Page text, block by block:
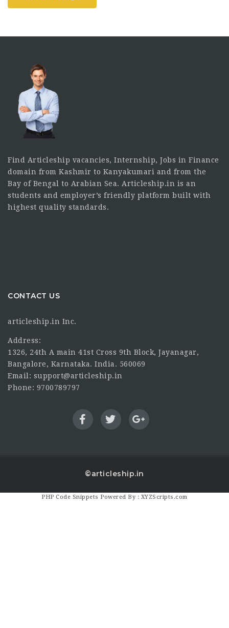
Find Articleship vacancies, Internship, Jobs in Finance
domain from Kashmir to Kanyakumari and from the
Bay of Bengal to Arabian Sea. Articleship.in is an
students and employer’s friendly platform built with
highest quality standards.
CONTACT US
articleship.in Inc.
Address:
1326, 24th A main 41st Cross 9th Block, Jayanagar,
Bangalore, Karnataka. India. 560069
Email: support@articleship.in
Phone: 9700789797
©articleship.in
PHP Code Snippets Powered By : XYZScripts.com